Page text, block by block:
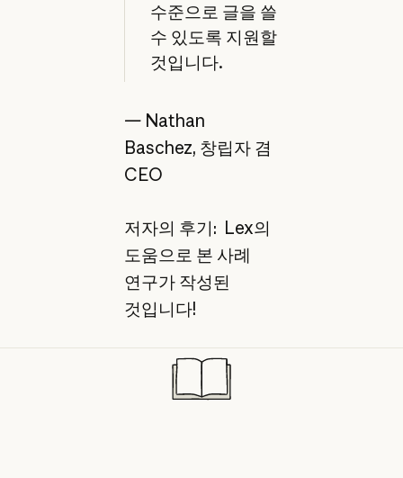
수준으로 글을 쓸
수 있도록 지원할
것입니다.
—Nathan
Baschez, 창립자 겸
CEO
저자의 후기: Lex의
도움으로 본 사례
연구가 작성된
것입니다!